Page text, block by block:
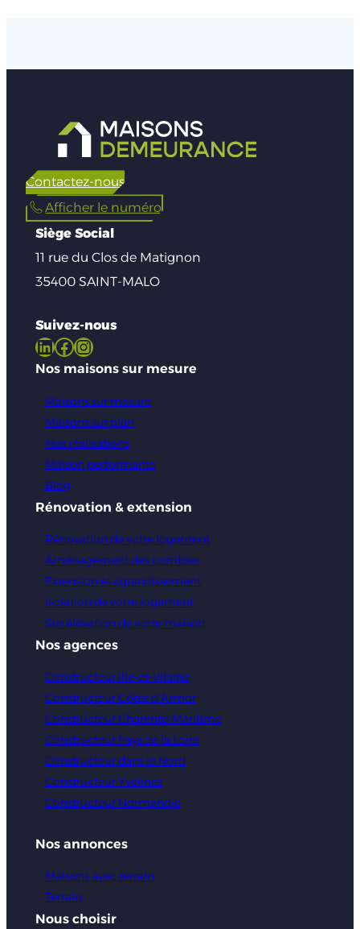
Contactez-nous
Afficher le numéro
Siège Social
11 rue du Clos de Matignon
35400 SAINT-MALO
Suivez-nous
LinkedIn Facebook Instagram
Nos maisons sur mesure
Maisons sur mesure
Maisons sur plan
Nos réalisations
Maison performante
Blog
Rénovation & extension
Rénovation de votre logement
Aménagement des combles
Extension et agrandissement
Isolation de votre logement
Sur élévation de votre maison
Nos agences
Constructeur Ille-et-Vilaine
Constructeur Côtes d’Armor
Constructeur Charente-Maritime
Constructeur Pays de la Loire
Constructeur dans le Nord
Constructeur Yvelines
Constructeur Normandie
Nos annonces
Maisons avec terrain
Terrain
Nous choisir